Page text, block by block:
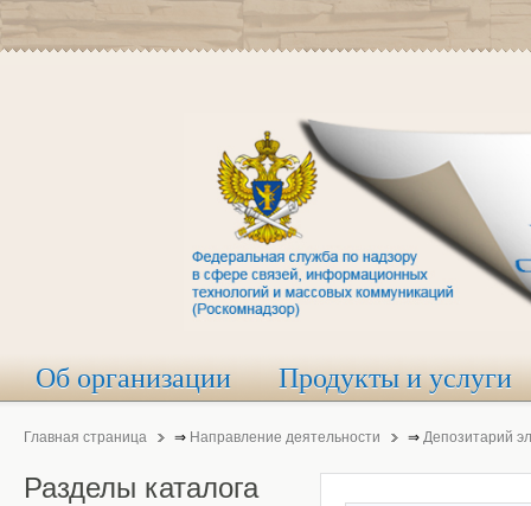
Об организации Продукты и услуги
Главная страница ⇒ Направление деятельности ⇒ Депозитарий
Разделы каталога